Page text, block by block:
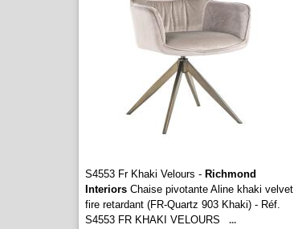
S4553 Fr Khaki Velours - Richmond
Interiors Chaise pivotante Aline khaki velvet
fire retardant (FR-Quartz 903 Khaki) - Réf.
S4553 FR KHAKI VELOURS
...